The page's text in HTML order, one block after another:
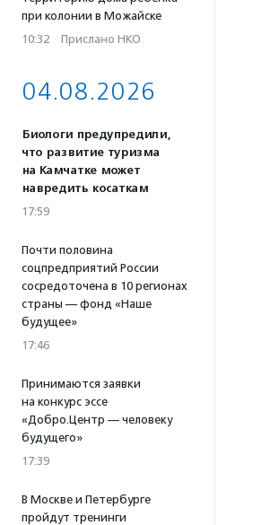
при колонии в Можайске
10:32 · Прислано НКО
04.08.2026
Биологи предупредили,
что развитие туризма
на Камчатке может
навредить косаткам
17:59
Почти половина
соцпредприятий России
сосредоточена в 10 регионах
страны — фонд «Наше
будущее»
17:46
Принимаются заявки
на конкурс эссе
«Добро.Центр — человеку
будущего»
17:39
В Москве и Петербурге
пройдут тренинги